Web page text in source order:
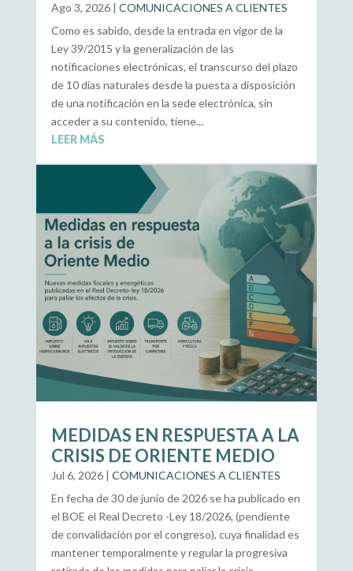
Ago 3, 2026| COMUNICACIONES A CLIENTES
Como es sabido, desde la entrada en vigor de la
Ley 39/2015 y la generalización de las
notificaciones electrónicas, el transcurso del plazo
de 10 días naturales desde la puesta a disposición
de una notificación en la sede electrónica, sin
acceder a su contenido, tiene...
LEER MÁS
MEDIDAS EN RESPUESTA A LA
CRISIS DE ORIENTE MEDIO
Jul 6, 2026| COMUNICACIONES A CLIENTES
En fecha de 30 de junio de 2026 se ha publicado en
el BOE el Real Decreto -Ley 18/2026, (pendiente
de convalidación por el congreso), cuya finalidad es
mantener temporalmente y regular la progresiva